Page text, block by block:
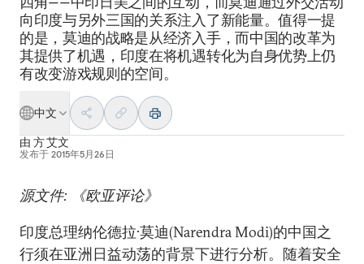
向印度与另外三国的关系注入了新能量。值得一提
的是，莫迪的战略是从经济入手，而中国的改革为
其提供了机遇，印度在将机遇转化为自身优势上仍
有改变游戏规则的空间。
中文
由 方 艾文
发布于 2015年5月26日
源文件: 《欧亚评论》
印度总理纳伦德拉·莫迪(Narendra Modi)的中国之
行须在亚洲日益动荡的背景下进行分析。随着安全